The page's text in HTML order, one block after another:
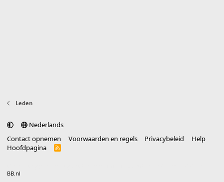
Leden
Nederlands
Contact opnemen
Voorwaarden en regels Privacybeleid
Help
Hoofdpagina
R
BB.nl